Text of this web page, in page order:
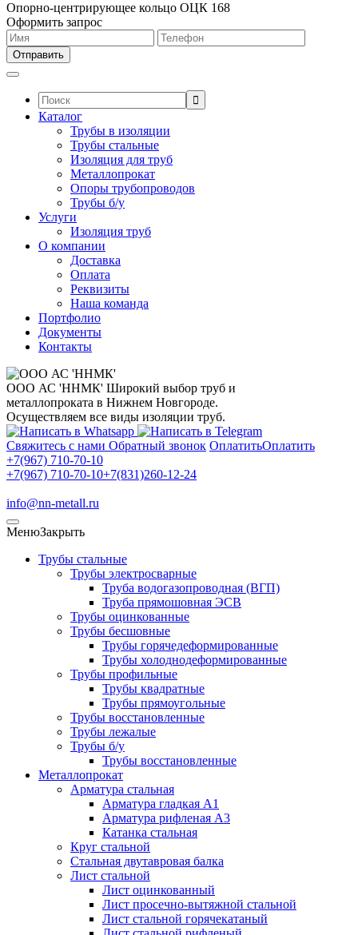
Опорно-центрирующее кольцо ОЦК 168
Оформить запрос
Поиск:
Каталог
Трубы в изоляции
Трубы стальные
Изоляция для труб
Металлопрокат
Опоры трубопроводов
Трубы б/у
Услуги
Изоляция труб
О компании
Доставка
Оплата
Реквизиты
Наша команда
Портфолио
Документы
Контакты
ООО АС 'ННМК' Широкий выбор труб и
металлопроката в Нижнем Новгороде.
Осуществляем все виды изоляции труб.
Свяжитесь с нами Обратный звонок ОплатитьОплатить
+7(967) 710-70-10
+7(967) 710-70-10+7(831)260-12-24
info@nn-metall.ru
МенюЗакрыть
Трубы стальные
Трубы электросварные
Труба водогазопроводная (ВГП)
Труба прямошовная ЭСВ
Трубы оцинкованные
Трубы бесшовные
Трубы горячедеформированные
Трубы холоднодеформированные
Трубы профильные
Трубы квадратные
Трубы прямоугольные
Трубы восстановленные
Трубы лежалые
Трубы б/у
Трубы восстановленные
Металлопрокат
Арматура стальная
Арматура гладкая А1
Арматура рифленая А3
Катанка стальная
Круг стальной
Стальная двутавровая балка
Лист стальной
Лист оцинкованный
Лист просечно-вытяжной стальной
Лист стальной горячекатаный